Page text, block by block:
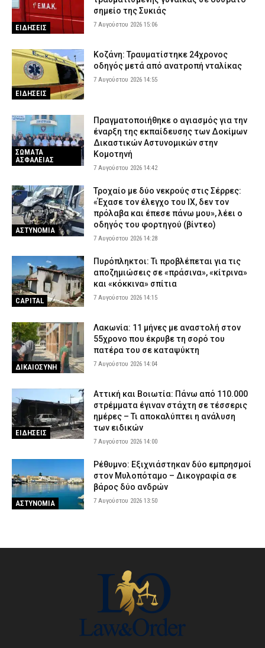
ΕΙΔΗΣΕΙΣ
σημείο της Συκιάς
7 Αυγούστου 2026 15:06
ΕΙΔΗΣΕΙΣ
Κοζάνη: Τραυματίστηκε 24χρονος
οδηγός μετά από ανατροπή νταλίκας
7 Αυγούστου 2026 14:55
ΣΩΜΑΤΑ
ΑΣΦΑΛΕΙΑΣ
Πραγματοποιήθηκε ο αγιασμός για την
έναρξη της εκπαίδευσης των Δοκίμων
Δικαστικών Αστυνομικών στην
Κομοτηνή
7 Αυγούστου 2026 14:42
ΑΣΤΥΝΟΜΙΑ
Τροχαίο με δύο νεκρούς στις Σέρρες:
«Έχασε τον έλεγχο του ΙΧ, δεν τον
πρόλαβα και έπεσε πάνω μου», λέει ο
οδηγός του φορτηγού (βίντεο)
7 Αυγούστου 2026 14:28
CAPITAL
Πυρόπληκτοι: Τι προβλέπεται για τις
αποζημιώσεις σε «πράσινα», «κίτρινα»
και «κόκκινα» σπίτια
7 Αυγούστου 2026 14:15
ΔΙΚΑΙΟΣΥΝΗ
Λακωνία: 11 μήνες με αναστολή στον
55χρονο που έκρυβε τη σορό του
πατέρα του σε καταψύκτη
7 Αυγούστου 2026 14:04
ΕΙΔΗΣΕΙΣ
Αττική και Βοιωτία: Πάνω από 110.000
στρέμματα έγιναν στάχτη σε τέσσερις
ημέρες – Τι αποκαλύπτει η ανάλυση
των ειδικών
7 Αυγούστου 2026 14:00
ΑΣΤΥΝΟΜΙΑ
Ρέθυμνο: Εξιχνιάστηκαν δύο εμπρησμοί
στον Μυλοπόταμο – Δικογραφία σε
βάρος δύο ανδρών
7 Αυγούστου 2026 13:50